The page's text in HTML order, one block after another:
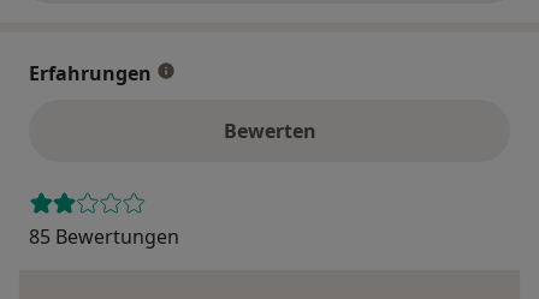
Erfahrungen
Bewerten
85 Bewertungen